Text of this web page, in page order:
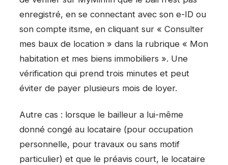
enregistré, en se connectant avec son e-ID ou
son compte itsme, en cliquant sur « Consulter
mes baux de location » dans la rubrique « Mon
habitation et mes biens immobiliers ». Une
vérification qui prend trois minutes et peut
éviter de payer plusieurs mois de loyer.
Autre cas : lorsque le bailleur a lui-même
donné congé au locataire (pour occupation
personnelle, pour travaux ou sans motif
particulier) et que le préavis court, le locataire